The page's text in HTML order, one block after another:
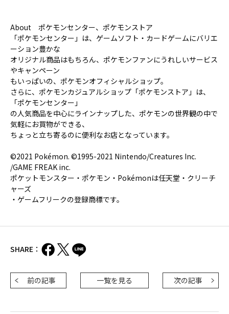
About
ポケモンセンター、ポケモンストア
「ポケモンセンター」は、ゲームソフト・カードゲームにバリエ
ーション豊かな
オリジナル商品はもちろん、ポケモンファンにうれしいサービス
やキャンペーン
もいっぱいの、ポケモンオフィシャルショップ。
さらに、ポケモンカジュアルショップ「ポケモンストア」は、
「ポケモンセンター」
の人気商品を中心にラインナップした、ポケモンの世界観の中で
気軽にお買物ができる、
ちょっと立ち寄るのに便利なお店となっています。
©2021 Pokémon. ©1995-2021 Nintendo/Creatures Inc.
/GAME FREAK inc.
ポケットモンスター・ポケモン・Pokémonは任天堂・クリーチ
ャーズ
・ゲームフリークの登録商標です。
SHARE：
前の記事 一覧を見る 次の記事